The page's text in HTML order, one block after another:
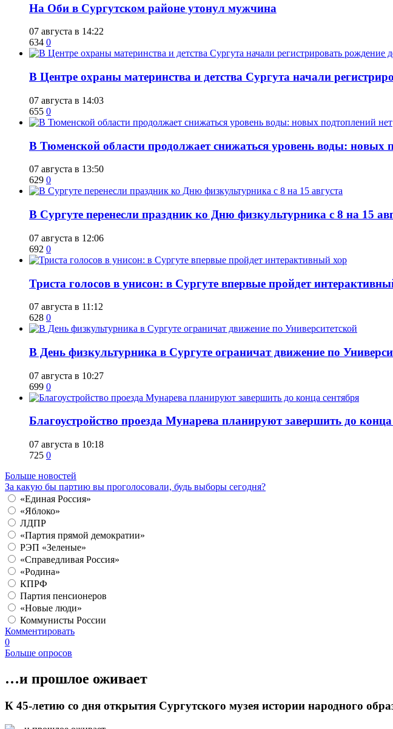
​На Оби в Сургутском районе утонул мужчина
07 августа в 14:22
634 0
​В Центре охраны материнства и детства Сургута начали
07 августа в 14:03
655 0
​В Тюменской области продолжает снижаться уровень воды: новых
07 августа в 13:50
629 0
​В Сургуте перенесли праздник ко Дню физкультурника с 8 на 15
07 августа в 12:06
692 0
​Триста голосов в унисон: в Сургуте впервые пройдет
07 августа в 11:12
628 0
​В День физкультурника в Сургуте ограничат движение по
07 августа в 10:27
699 0
Благоустройство проезда Мунарева планируют завершить до конца
07 августа в 10:18
725 0
Больше новостей
За какую бы партию вы проголосовали, будь выборы сегодня?
«Единая Россия»
«Яблоко»
ЛДПР
«Партия прямой демократии»
РЭП «Зеленые»
«Справедливая Россия»
«Родина»
КПРФ
Партия пенсионеров
«Новые люди»
Коммунисты России
Комментировать
0
Больше опросов
…и прошлое оживает
К 45-летию со дня открытия Сургутского музея истории народного